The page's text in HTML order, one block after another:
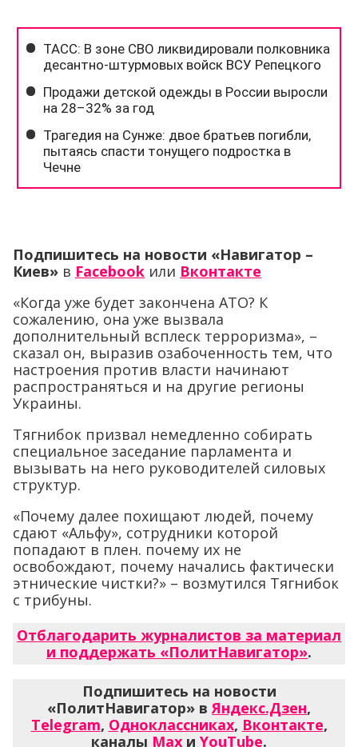
Подпишитесь на новости «Навигатор –
Киев» в Facebook или Вконтакте
«Когда уже будет закончена АТО? К
сожалению, она уже вызвала
дополнительный всплеск терроризма», –
сказал он, выразив озабоченность тем, что
настроения против власти начинают
распространяться и на другие регионы
Украины.
Тягнибок призвал немедленно собирать
специальное заседание парламента и
вызывать на него руководителей силовых
структур.
«Почему далее похищают людей, почему
сдают «Альфу», сотрудники которой
попадают в плен. почему их не
освобождают, почему начались фактически
этнические чистки?» – возмутился Тягнибок
с трибуны.
Отблагодарить журналистов за материал
и поддержать «ПолитНавигатор».
Подпишитесь на новости
«ПолитНавигатор» вЯндекс.Дзен,
Telegram, Одноклассниках, Вконтакте,
каналы Max и YouTube.